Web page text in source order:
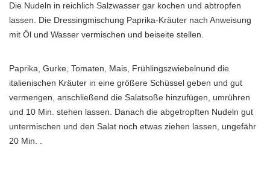
Die Nudeln in reichlich Salzwasser gar kochen und abtropfen
lassen. Die Dressingmischung Paprika-Kräuter nach Anweisung
mit Öl und Wasser vermischen und beiseite stellen.
Paprika, Gurke, Tomaten, Mais, Frühlingszwiebelnund die
italienischen Kräuter in eine größere Schüssel geben und gut
vermengen, anschließend die Salatsoße hinzufügen, umrühren
und 10 Min. stehen lassen. Danach die abgetropften Nudeln gut
untermischen und den Salat noch etwas ziehen lassen, ungefähr
20 Min. .